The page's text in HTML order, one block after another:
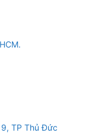
9, TP Thủ Đức